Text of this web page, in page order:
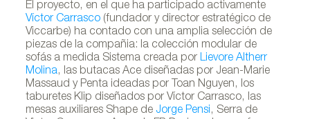
El proyecto, en el que ha participado activamente
Víctor Carrasco (fundador y director estratégico de
Viccarbe) ha contado con una amplia selección de
piezas de la compañia: la colección modular de
sofás a medida Sistema creada porLievore Altherr
Molina, las butacas Ace diseñadas por Jean-Marie
Massaud y Penta ideadas por Toan Nguyen, los
taburetes Klip diseñados por Víctor Carrasco, las
mesas auxiliares Shape de Jorge Pensi, Serra de